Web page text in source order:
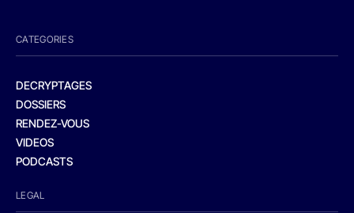
CATEGORIES
DECRYPTAGES
DOSSIERS
RENDEZ-VOUS
VIDEOS
PODCASTS
LEGAL